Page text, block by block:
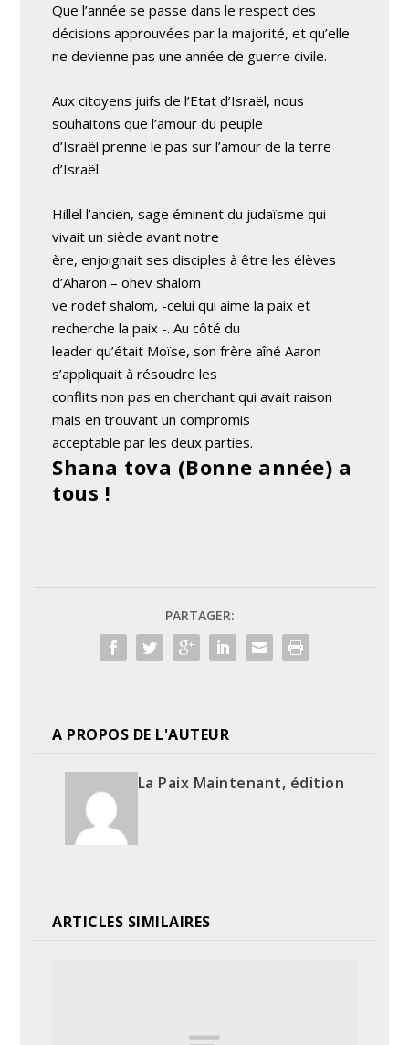
Que l’année se passe dans le respect des
décisions approuvées par la majorité, et qu’elle
ne devienne pas une année de guerre civile.
Aux citoyens juifs de l’Etat d’Israël, nous
souhaitons que l’amour du peuple
d’Israël prenne le pas sur l’amour de la terre
d’Israël.
Hillel l’ancien, sage éminent du judaïsme qui
vivait un siècle avant notre
ère, enjoignait ses disciples à être les élèves
d’Aharon – ohev shalom
ve rodef shalom, -celui qui aime la paix et
recherche la paix -. Au côté du
leader qu’était Moïse, son frère aîné Aaron
s’appliquait à résoudre les
conflits non pas en cherchant qui avait raison
mais en trouvant un compromis
acceptable par les deux parties.
Shana tova (Bonne année) a
tous !
PARTAGER:
A PROPOS DE L'AUTEUR
La Paix Maintenant, édition
ARTICLES SIMILAIRES